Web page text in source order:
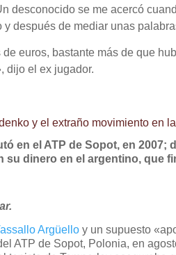
desconocido se me acercó
después de mediar unas
euros, bastante más de que
dijo el ex jugador.
y el extraño movimiento en
en el ATP de Sopot, en 2007;
dinero en el argentino, que
Argüelloy un supuesto
ATP de Sopot, Polonia, en